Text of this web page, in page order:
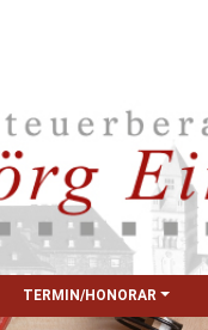
TERMIN/HONORAR